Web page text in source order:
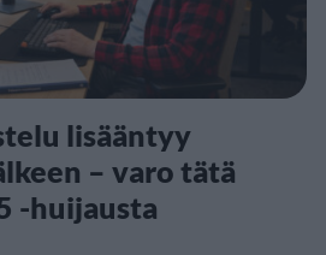
lisääntyy
– varo tätä
-huijausta